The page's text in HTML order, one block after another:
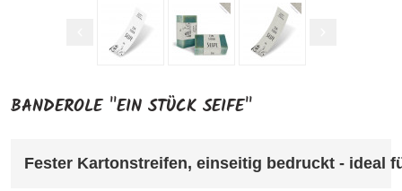
BANDEROLE "EIN STÜCK SEIFE"
Fester Kartonstreifen, einseitig bedruckt - ideal